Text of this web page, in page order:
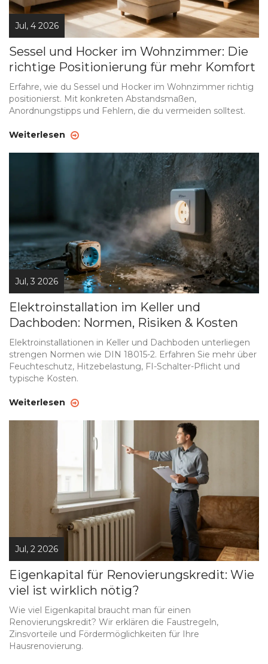
Jul, 4 2026
Sessel und Hocker im Wohnzimmer: Die
richtige Positionierung für mehr Komfort
Erfahre, wie du Sessel und Hocker im Wohnzimmer richtig
positionierst. Mit konkreten Abstandsmaßen,
Anordnungstipps und Fehlern, die du vermeiden solltest.
Weiterlesen
Jul, 3 2026
Elektroinstallation im Keller und
Dachboden: Normen, Risiken & Kosten
Elektroinstallationen in Keller und Dachboden unterliegen
strengen Normen wie DIN 18015-2. Erfahren Sie mehr über
Feuchteschutz, Hitzebelastung, FI-Schalter-Pflicht und
typische Kosten.
Weiterlesen
Jul, 2 2026
Eigenkapital für Renovierungskredit: Wie
viel ist wirklich nötig?
Wie viel Eigenkapital braucht man für einen
Renovierungskredit? Wir erklären die Faustregeln,
Zinsvorteile und Fördermöglichkeiten für Ihre
Hausrenovierung.